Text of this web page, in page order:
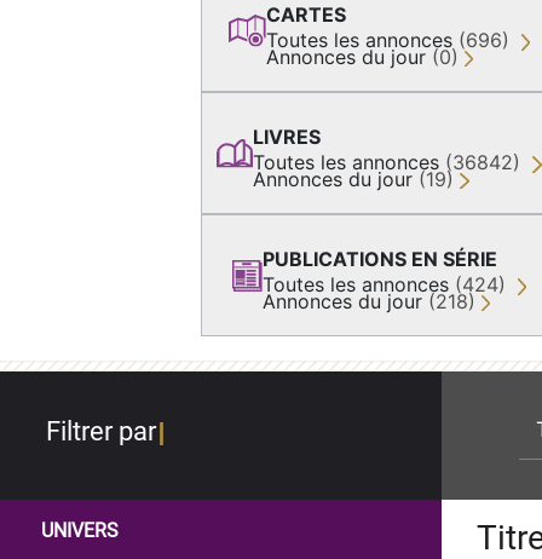
CARTES
Toutes les annonces (696)
Annonces du jour (0)
LIVRES
Toutes les annonces (36842)
Annonces du jour (19)
PUBLICATIONS EN SÉRIE
Toutes les annonces (424)
Annonces du jour (218)
Filtrer par
UNIVERS